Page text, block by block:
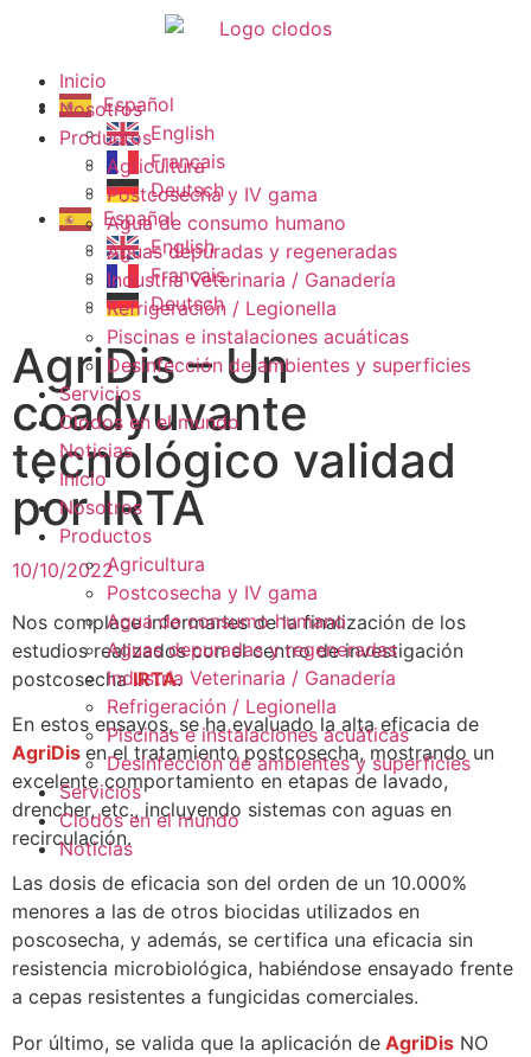
Inicio
Nosotros
Productos
Agricultura
Postcosecha y IV gama
Agua de consumo humano
Aguas depuradas y regeneradas
Industria Veterinaria / Ganadería
Refrigeración / Legionella
Piscinas e instalaciones acuáticas
Desinfección de ambientes y superficies
Servicios
Clodos en el mundo
Noticias
Inicio
Nosotros
Productos
Agricultura
Postcosecha y IV gama
Agua de consumo humano
Aguas depuradas y regeneradas
Industria Veterinaria / Ganadería
Refrigeración / Legionella
Piscinas e instalaciones acuáticas
Desinfección de ambientes y superficies
Servicios
Clodos en el mundo
Noticias
Español
English
Français
Deutsch
Español
English
Français
Deutsch
AgriDis – Un
coadyuvante
tecnológico validad
por IRTA
10/10/2022
Nos complace informarles de la finalización de los
estudios realizados con el centro de investigación
postcosechaIRTA.
En estos ensayos, se ha evaluado la alta eficacia de
AgriDis en el tratamiento postcosecha, mostrando un
excelente comportamiento en etapas de lavado,
drencher, etc., incluyendo sistemas con aguas en
recirculación.
Las dosis de eficacia son del orden de un 10.000%
menores a las de otros biocidas utilizados en
poscosecha, y además, se certifica una eficacia sin
resistencia microbiológica, habiéndose ensayado frente
a cepas resistentes a fungicidas comerciales.
Por último, se valida que la aplicación de AgriDis NO